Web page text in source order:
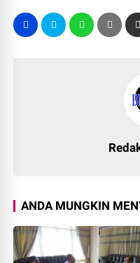
ANDA MUNGKIN